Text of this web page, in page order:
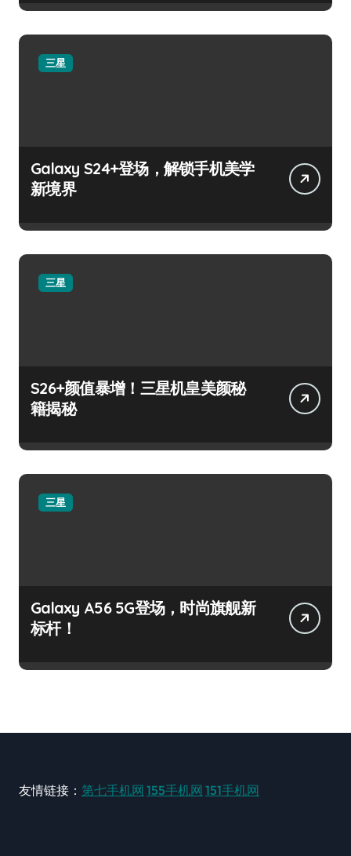
三星
Galaxy S24+登场，解锁手机美学
新境界
三星
S26+颜值暴增！三星机皇美颜秘
籍揭秘
三星
Galaxy A56 5G登场，时尚旗舰新
标杆！
友情链接： 第七手机网 155手机网 151手机网